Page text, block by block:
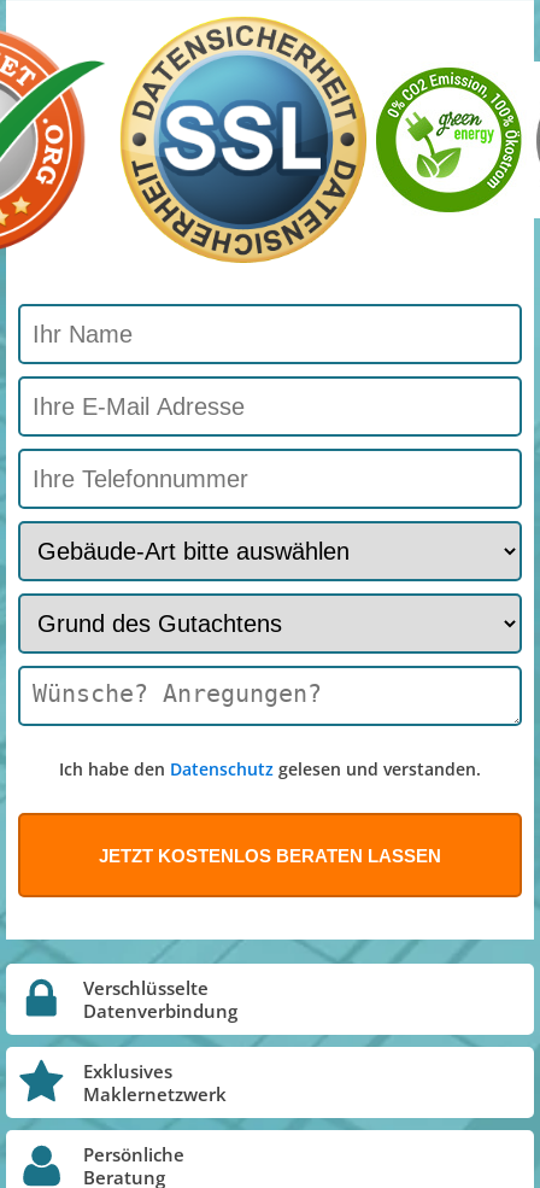
Ich habe den Datenschutz gelesen und verstanden.
Verschlüsselte
Datenverbindung
Exklusives
Maklernetzwerk
Persönliche
Beratung